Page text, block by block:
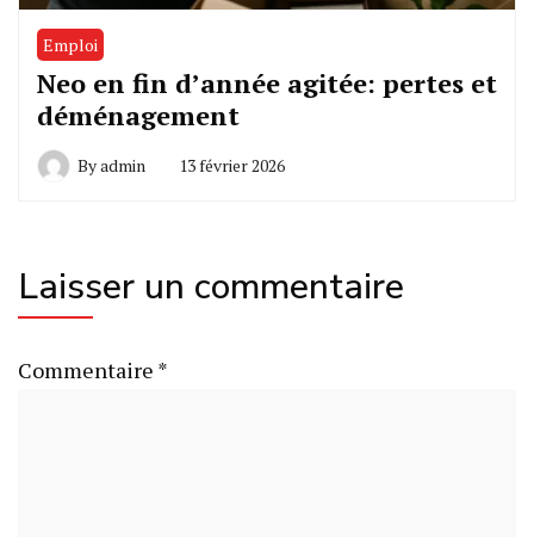
Emploi
Neo en fin d’année agitée: pertes et
déménagement
Byadmin 13 février 2026
Laisser un commentaire
Commentaire *